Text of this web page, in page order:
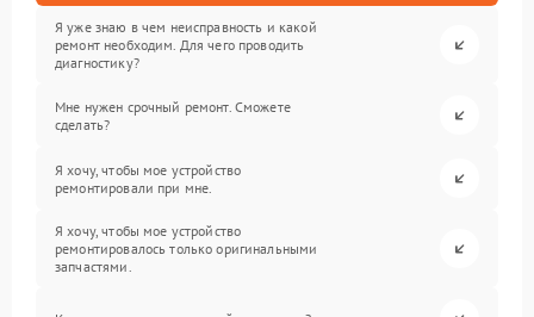
Я уже знаю в чем неисправность и какой
ремонт необходим. Для чего проводить
диагностику?
Мне нужен срочный ремонт. Сможете
сделать?
Я хочу, чтобы мое устройство
ремонтировали при мне.
Я хочу, чтобы мое устройство
ремонтировалось только оригинальными
запчастями.